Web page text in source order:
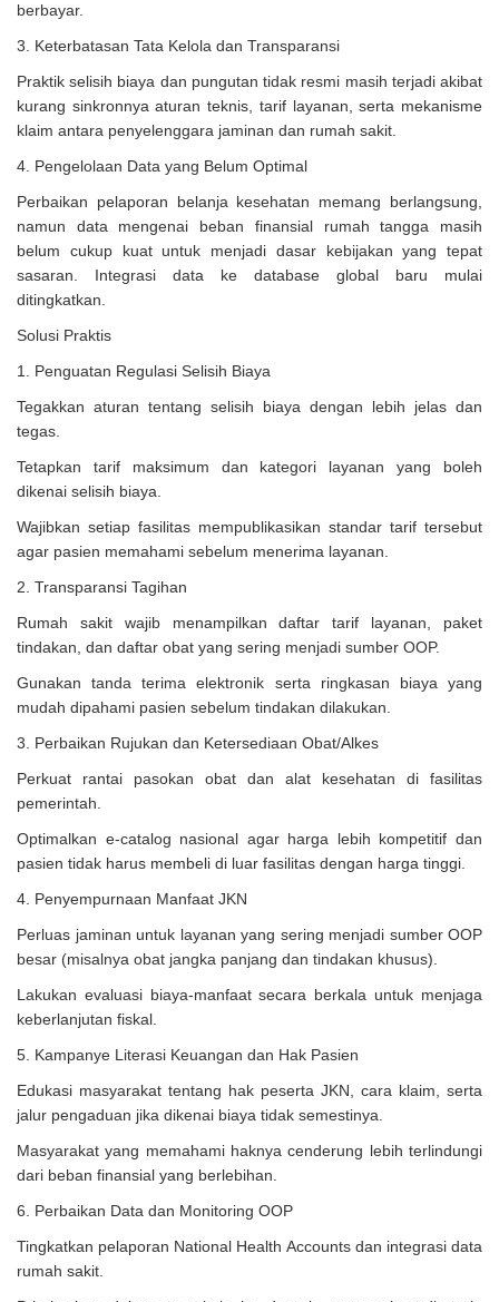
berbayar.
3. Keterbatasan Tata Kelola dan Transparansi
Praktik selisih biaya dan pungutan tidak resmi masih terjadi akibat
kurang sinkronnya aturan teknis, tarif layanan, serta mekanisme
klaim antara penyelenggara jaminan dan rumah sakit.
4. Pengelolaan Data yang Belum Optimal
Perbaikan pelaporan belanja kesehatan memang berlangsung,
namun data mengenai beban finansial rumah tangga masih
belum cukup kuat untuk menjadi dasar kebijakan yang tepat
sasaran. Integrasi data ke database global baru mulai
ditingkatkan.
Solusi Praktis
1. Penguatan Regulasi Selisih Biaya
Tegakkan aturan tentang selisih biaya dengan lebih jelas dan
tegas.
Tetapkan tarif maksimum dan kategori layanan yang boleh
dikenai selisih biaya.
Wajibkan setiap fasilitas mempublikasikan standar tarif tersebut
agar pasien memahami sebelum menerima layanan.
2. Transparansi Tagihan
Rumah sakit wajib menampilkan daftar tarif layanan, paket
tindakan, dan daftar obat yang sering menjadi sumber OOP.
Gunakan tanda terima elektronik serta ringkasan biaya yang
mudah dipahami pasien sebelum tindakan dilakukan.
3. Perbaikan Rujukan dan Ketersediaan Obat/Alkes
Perkuat rantai pasokan obat dan alat kesehatan di fasilitas
pemerintah.
Optimalkan e-catalog nasional agar harga lebih kompetitif dan
pasien tidak harus membeli di luar fasilitas dengan harga tinggi.
4. Penyempurnaan Manfaat JKN
Perluas jaminan untuk layanan yang sering menjadi sumber OOP
besar (misalnya obat jangka panjang dan tindakan khusus).
Lakukan evaluasi biaya-manfaat secara berkala untuk menjaga
keberlanjutan fiskal.
5. Kampanye Literasi Keuangan dan Hak Pasien
Edukasi masyarakat tentang hak peserta JKN, cara klaim, serta
jalur pengaduan jika dikenai biaya tidak semestinya.
Masyarakat yang memahami haknya cenderung lebih terlindungi
dari beban finansial yang berlebihan.
6. Perbaikan Data dan Monitoring OOP
Tingkatkan pelaporan National Health Accounts dan integrasi data
rumah sakit.